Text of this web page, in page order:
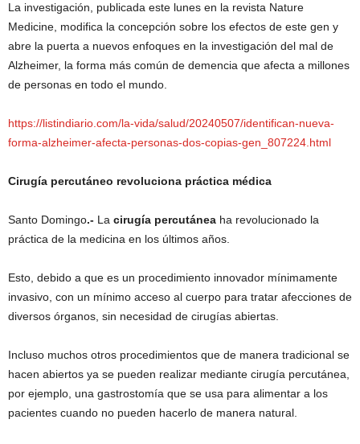
La investigación, publicada este lunes en la revista Nature
Medicine, modifica la concepción sobre los efectos de este gen y
abre la puerta a nuevos enfoques en la investigación del mal de
Alzheimer, la forma más común de demencia que afecta a millones
de personas en todo el mundo.
https://listindiario.com/la-vida/salud/20240507/identifican-nueva-
forma-alzheimer-afecta-personas-dos-copias-gen_807224.html
Cirugía percutáneo revoluciona práctica médica
Santo Domingo.- La cirugía percutánea ha revolucionado la
práctica de la medicina en los últimos años.
Esto, debido a que es un procedimiento innovador mínimamente
invasivo, con un mínimo acceso al cuerpo para tratar afecciones de
diversos órganos, sin necesidad de cirugías abiertas.
Incluso muchos otros procedimientos que de manera tradicional se
hacen abiertos ya se pueden realizar mediante cirugía percutánea,
por ejemplo, una gastrostomía que se usa para alimentar a los
pacientes cuando no pueden hacerlo de manera natural.